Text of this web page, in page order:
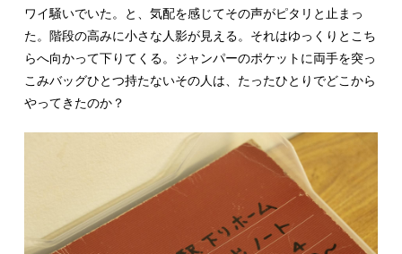
ワイ騒いでいた。と、気配を感じてその声がピタリと止まっ
た。階段の高みに小さな人影が見える。それはゆっくりとこち
らへ向かって下りてくる。ジャンパーのポケットに両手を突っ
こみバッグひとつ持たないその人は、たったひとりでどこから
やってきたのか？